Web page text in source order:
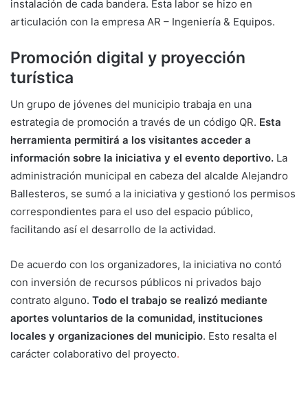
instalación de cada bandera. Esta labor se hizo en
articulación con la empresa AR – Ingeniería & Equipos.
Promoción digital y proyección
turística
Un grupo de jóvenes del municipio trabaja en una
estrategia de promoción a través de un código QR. Esta
herramienta permitirá a los visitantes acceder a
información sobre la iniciativa y el evento deportivo. La
administración municipal en cabeza del alcalde Alejandro
Ballesteros, se sumó a la iniciativa y gestionó los permisos
correspondientes para el uso del espacio público,
facilitando así el desarrollo de la actividad.
De acuerdo con los organizadores, la iniciativa no contó
con inversión de recursos públicos ni privados bajo
contrato alguno. Todo el trabajo se realizó mediante
aportes voluntarios de la comunidad, instituciones
locales y organizaciones del municipio. Esto resalta el
carácter colaborativo del proyecto.